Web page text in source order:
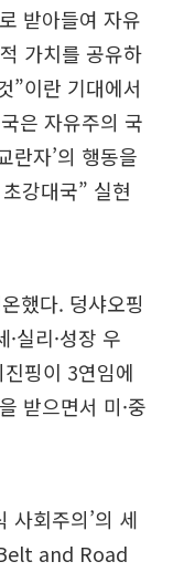
받아들여 자유
가치를 공유하
”이란 기대에서
은 자유주의 국
란자’의 행동을
강대국” 실현
했다. 덩샤오핑
실리·성장 우
핑이 3연임에
받으면서 미·중
사회주의’의 세
and Road